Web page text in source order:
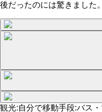
後だったのには驚きました。
観光:自分で移動手段:バス